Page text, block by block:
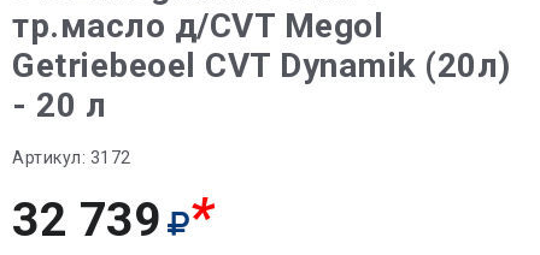
тр.масло д/CVT Megol
Getriebeoel CVT Dynamik (20л)
- 20 л
Артикул: 3172
32 739 *